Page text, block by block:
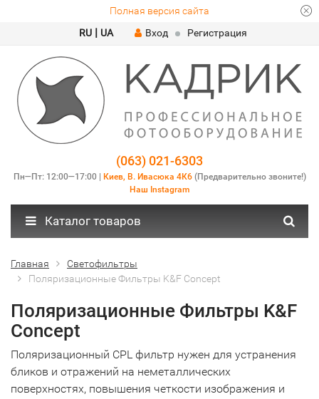
Полная версия сайта
RU | UA Вход Регистрация
(063) 021-6303
Пн—Пт: 12:00—17:00 | Киев, В. Ивасюка 4К6(Предварительно звоните!)
Наш Instagram
Каталог товаров
Главная
Светофильтры
Поляризационные Фильтры K&F Concept
Поляризационные Фильтры K&F
Concept
Поляризационный CРL фильтр нужен для устранения
бликов и отражений на неметаллических
поверхностях, повышения четкости изображения и